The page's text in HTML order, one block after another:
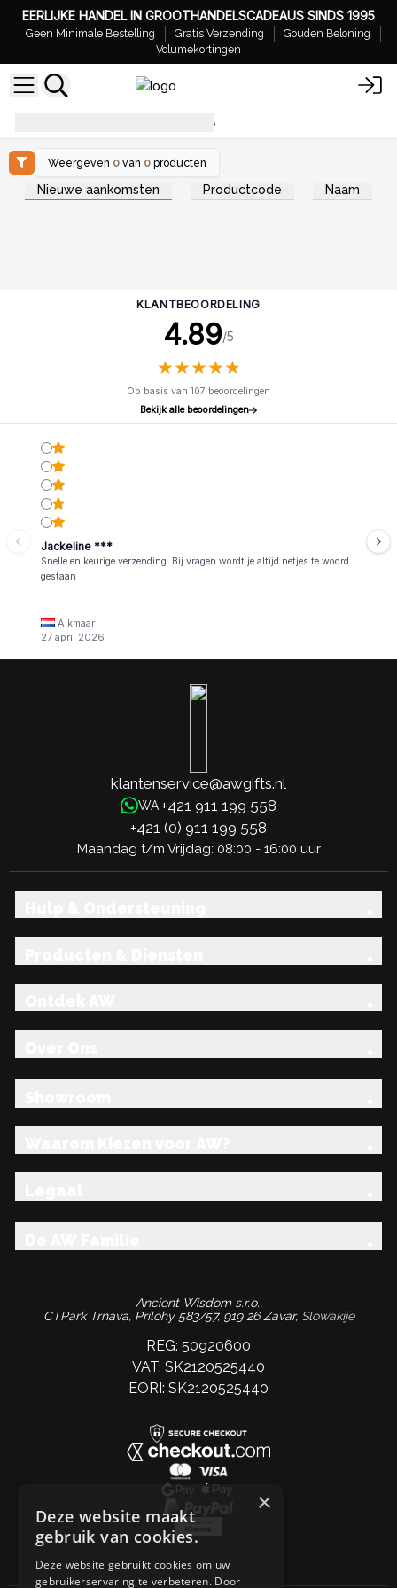
EERLIJKE HANDEL IN GROOTHANDELSCADEAUS SINDS 1995
Geen Minimale Bestelling Gratis Verzending
Gouden Beloning
Volumekortingen
Aromatherapie Gids voor Retailers
Weergeven 0 van 0 producten
Nieuwe aankomsten Productcode Naam
KLANTBEOORDELING
4.89/5
★★★★★
★★★★★
Op basis van 107 beoordelingen
Bekijk alle beoordelingen
Jackeline ***
Snelle en keurige verzending. Bij vragen wordt je altijd netjes te woord
gestaan
Alkmaar
27 april 2026
klantenservice@awgifts.nl
WA:+421 911 199 558
+421 (0) 911 199 558
Maandag t/m Vrijdag: 08:00 - 16:00 uur
Ancient Wisdom s.r.o.,
CTPark Trnava, Prílohy 583/57, 919 26 Zavar, Slowakije
REG: 50920600
VAT: SK2120525440
EORI: SK2120525440
×
Deze website maakt
gebruik van cookies.
Deze website gebruikt cookies om uw
gebruikerservaring te verbeteren. Door